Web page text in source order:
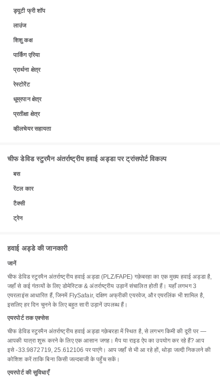
ड्यूटी फ्री शॉप
लाउंज
शिशु कक्ष
पार्किंग एरिया
प्रार्थना क्षेत्र
रेस्टोरेंट
धूम्रपान क्षेत्र
प्रतीक्षा क्षेत्र
व्हीलचेयर सहायता
चीफ डेविड स्टुरमैन अंतर्राष्ट्रीय हवाई अड्डा पर ट्रांसपोर्ट विकल्प
बस
रेंटल कार
टैक्सी
ट्रेन
हवाई अड्डे की जानकारी
जानें
चीफ डेविड स्टुरमैन अंतर्राष्ट्रीय हवाई अड्डा (PLZ/FAPE) गक़ेबरहा का एक मुख्य हवाई अड्डा है,
जहाँ से कई गंतव्यों के लिए डोमेस्टिक & अंतर्राष्ट्रीय उड़ानें संचालित होती हैं। यहाँ लगभग 3
एयरलाइंस आधारित हैं, जिनमें FlySafair, दक्षिण अफ्रीकी एयरवेज, और एयरलिंक भी शामिल है,
इसलिए हर दिन चुनने के लिए बहुत सारी उड़ानें उपलब्ध हैं।
एयरपोर्ट तक एक्सेस
चीफ डेविड स्टुरमैन अंतर्राष्ट्रीय हवाई अड्डा गक़ेबरहा में स्थित है, से लगभग किमी की दूरी पर —
आपकी यात्रा शुरू करने के लिए एक आसान जगह। मैप या राइड ऐप का उपयोग कर रहे हैं? आप
इसे -33.9872719, 25.612106 पर पाएंगे। आप जहाँ से भी आ रहे हों, थोड़ा जल्दी निकलने की
कोशिश करें ताकि बिना किसी जल्दबाजी के पहुँच सकें।
एयरपोर्ट की सुविधाएँ